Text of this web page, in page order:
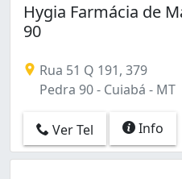
Hygia Farmácia de
90
Rua 51 Q 191, 379
Pedra 90 - Cuiabá - MT
Ver Tel Info